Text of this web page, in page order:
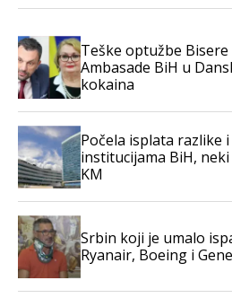
Teške optužbe
Ambasade BiH u
kokaina
Počela isplata razlike
institucijama BiH,
KM
Srbin koji je umalo
Ryanair, Boeing i